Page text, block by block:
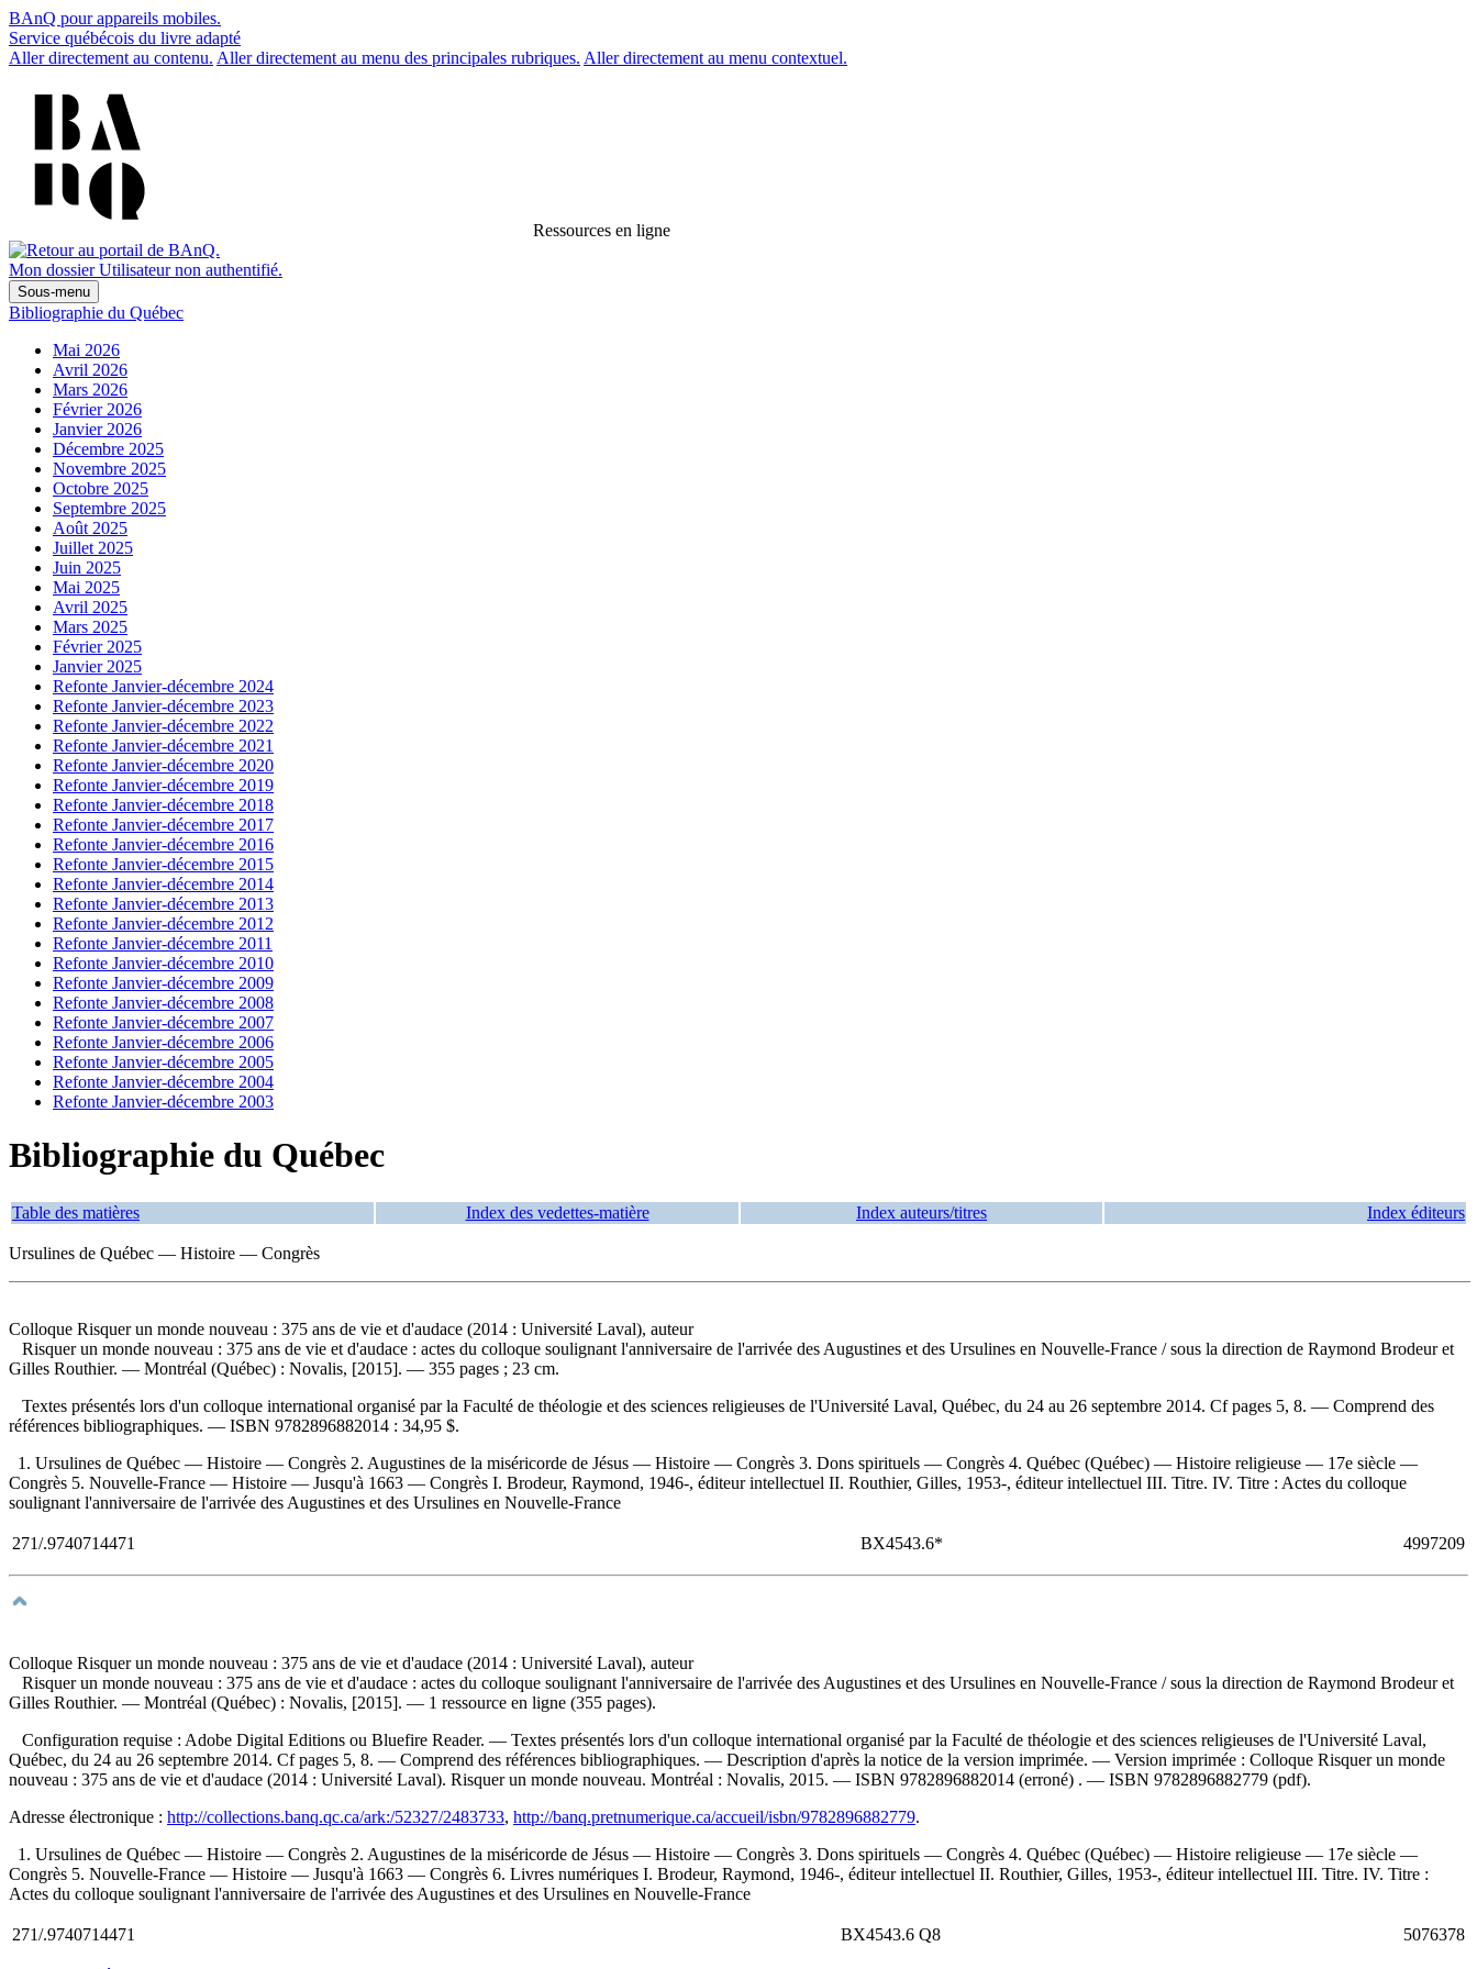
BAnQ pour appareils mobiles.
Service québécois du livre adapté
Aller directement au contenu. Aller directement au menu des principales rubriques. Aller directement au menu contextuel.
Ressources en ligne
Mon dossier Utilisateur non authentifié.
Sous-menu
Bibliographie du Québec
Mai 2026
Avril 2026
Mars 2026
Février 2026
Janvier 2026
Décembre 2025
Novembre 2025
Octobre 2025
Septembre 2025
Août 2025
Juillet 2025
Juin 2025
Mai 2025
Avril 2025
Mars 2025
Février 2025
Janvier 2025
Refonte Janvier-décembre 2024
Refonte Janvier-décembre 2023
Refonte Janvier-décembre 2022
Refonte Janvier-décembre 2021
Refonte Janvier-décembre 2020
Refonte Janvier-décembre 2019
Refonte Janvier-décembre 2018
Refonte Janvier-décembre 2017
Refonte Janvier-décembre 2016
Refonte Janvier-décembre 2015
Refonte Janvier-décembre 2014
Refonte Janvier-décembre 2013
Refonte Janvier-décembre 2012
Refonte Janvier-décembre 2011
Refonte Janvier-décembre 2010
Refonte Janvier-décembre 2009
Refonte Janvier-décembre 2008
Refonte Janvier-décembre 2007
Refonte Janvier-décembre 2006
Refonte Janvier-décembre 2005
Refonte Janvier-décembre 2004
Refonte Janvier-décembre 2003
Bibliographie du Québec
Table des matières Index des vedettes-matière Index auteurs/titres Index éditeurs
Ursulines de Québec — Histoire — Congrès
Colloque Risquer un monde nouveau : 375 ans de vie et d'audace (2014 : Université Laval), auteur
Risquer un monde nouveau : 375 ans de vie et d'audace : actes du colloque soulignant l'anniversaire de l'arrivée des Augustines et des Ursulines en Nouvelle-France / sous la direction de Raymond Brodeur et
Gilles Routhier. — Montréal (Québec) : Novalis, [2015]. — 355 pages ; 23 cm.
Textes présentés lors d'un colloque international organisé par la Faculté de théologie et des sciences religieuses de l'Université Laval, Québec, du 24 au 26 septembre 2014. Cf pages 5, 8. — Comprend des
références bibliographiques. — ISBN 9782896882014 : 34,95 $.
1. Ursulines de Québec — Histoire — Congrès 2. Augustines de la miséricorde de Jésus — Histoire — Congrès 3. Dons spirituels — Congrès 4. Québec (Québec) — Histoire religieuse — 17e siècle —
Congrès 5. Nouvelle-France — Histoire — Jusqu'à 1663 — Congrès I. Brodeur, Raymond, 1946-, éditeur intellectuel II. Routhier, Gilles, 1953-, éditeur intellectuel III. Titre. IV. Titre : Actes du colloque
soulignant l'anniversaire de l'arrivée des Augustines et des Ursulines en Nouvelle-France
271/.9740714471 BX4543.6* 4997209
Colloque Risquer un monde nouveau : 375 ans de vie et d'audace (2014 : Université Laval), auteur
Risquer un monde nouveau : 375 ans de vie et d'audace : actes du colloque soulignant l'anniversaire de l'arrivée des Augustines et des Ursulines en Nouvelle-France / sous la direction de Raymond Brodeur et
Gilles Routhier. — Montréal (Québec) : Novalis, [2015]. — 1 ressource en ligne (355 pages).
Configuration requise : Adobe Digital Editions ou Bluefire Reader. — Textes présentés lors d'un colloque international organisé par la Faculté de théologie et des sciences religieuses de l'Université Laval,
Québec, du 24 au 26 septembre 2014. Cf pages 5, 8. — Comprend des références bibliographiques. — Description d'après la notice de la version imprimée. — Version imprimée : Colloque Risquer un monde
nouveau : 375 ans de vie et d'audace (2014 : Université Laval). Risquer un monde nouveau. Montréal : Novalis, 2015. — ISBN 9782896882014 (erroné) . — ISBN 9782896882779 (pdf).
Adresse électronique : http://collections.banq.qc.ca/ark:/52327/2483733, http://banq.pretnumerique.ca/accueil/isbn/9782896882779.
1. Ursulines de Québec — Histoire — Congrès 2. Augustines de la miséricorde de Jésus — Histoire — Congrès 3. Dons spirituels — Congrès 4. Québec (Québec) — Histoire religieuse — 17e siècle —
Congrès 5. Nouvelle-France — Histoire — Jusqu'à 1663 — Congrès 6. Livres numériques I. Brodeur, Raymond, 1946-, éditeur intellectuel II. Routhier, Gilles, 1953-, éditeur intellectuel III. Titre. IV. Titre :
Actes du colloque soulignant l'anniversaire de l'arrivée des Augustines et des Ursulines en Nouvelle-France
271/.9740714471 BX4543.6 Q8 5076378